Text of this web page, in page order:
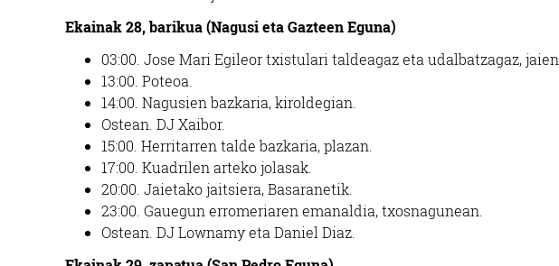
Ekainak 28, barikua (Nagusi eta Gazteen Eguna)
03:00. Jose Mari Egileor txistulari taldeagaz eta udalbatzagaz, jaien
13:00. Poteoa.
14:00. Nagusien bazkaria,kiroldegian.
Ostean. DJ Xaibor.
15:00. Herritarren talde bazkaria, plazan.
17:00. Kuadrilen arteko jolasak.
20:00. Jaietako jaitsiera,Basaranetik.
23:00. Gauegun erromeriaren emanaldia,txosnagunean.
Ostean. DJ Lownamy eta Daniel Diaz.